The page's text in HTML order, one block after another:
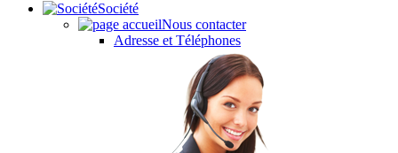
Société
Nous contacter
Adresse et Téléphones